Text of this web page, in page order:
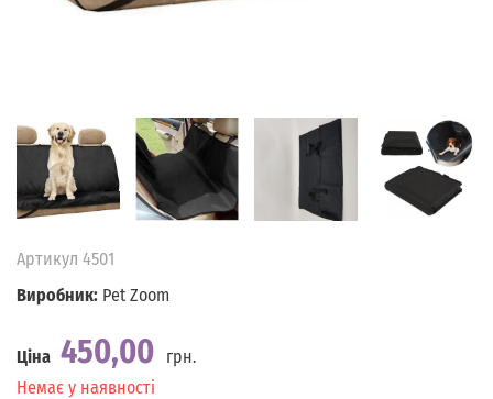
Артикул 4501
Виробник: Pet Zoom
Ціна 450,00
грн.
Наявність
Немає у наявності